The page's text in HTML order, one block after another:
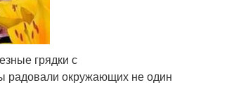
грядки с
радовали окружающих не один